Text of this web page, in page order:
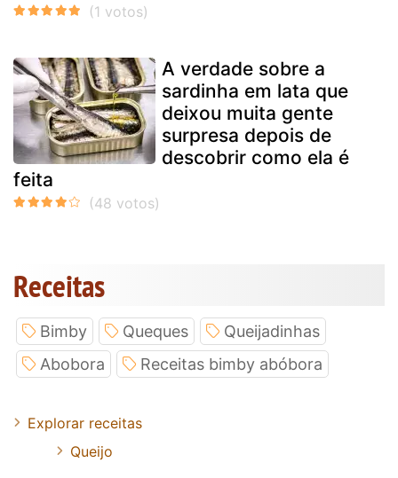
A verdade sobre a
sardinha em lata que
deixou muita gente
surpresa depois de
descobrir como ela é
feita
Receitas
Bimby Queques
Queijadinhas
Abobora
Receitas bimby abóbora
Explorar receitas
Queijo